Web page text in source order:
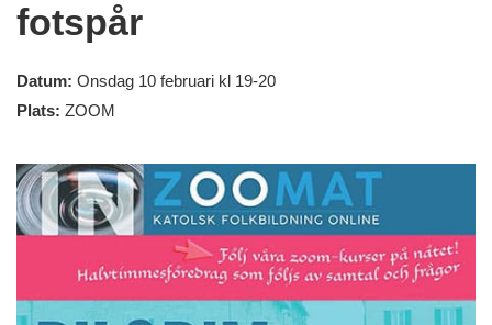
fotspår
Datum: Onsdag 10 februari kl 19-20
Plats: ZOOM